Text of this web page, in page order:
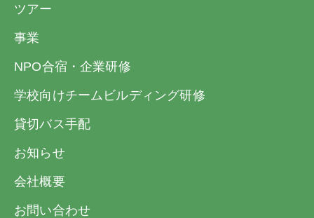
円未満
100,000円以上 旅行代金の20％以上
ただし、特定期間・特定コースにつきまして
は、別途パンフレットに定めるところにより
す。
※上表内の「旅行代金」とは第6項(3)の「お
して取扱います。また本項(3)に定めた旅行契
約成立前に、お客様がお申し込みを撤回され
い戻します。
旅行代金の額
ツアー
事業
NPO合宿・企業研修
学校向けチームビルディング研修
貸切バス手配
お知らせ
会社概要
お問い合わせ